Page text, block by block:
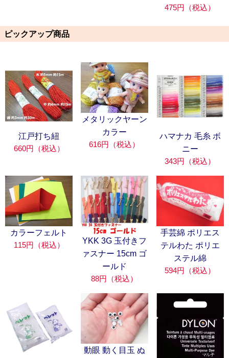
475円（税込）
ピックアップ商品
江戸打ち紐
660円（税込）
メタリックヤーン
カラー
616円（税込）
ハマナカ 毛糸 ボ
ニー
343円（税込）
カラーフェルト
115円（税込）
YKK 3G 玉付きフ
ァスナー 15cm ゴ
ールド
88円（税込）
手芸綿 ポリエス
テルわた ポリエ
ステル綿
594円（税込）
動眼 動く目玉 ぬ